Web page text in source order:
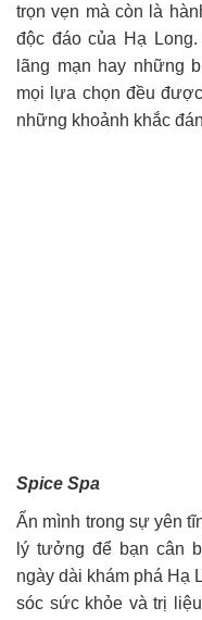
trọn vẹn mà còn là
độc đáo của Hạ
lãng mạn hay những
mọi lựa chọn đều
những khoảnh khắc
Spice Spa
Ẩn mình trong sự yên
lý tưởng để bạn cân
ngày dài khám phá Hạ
sóc sức khỏe và trị